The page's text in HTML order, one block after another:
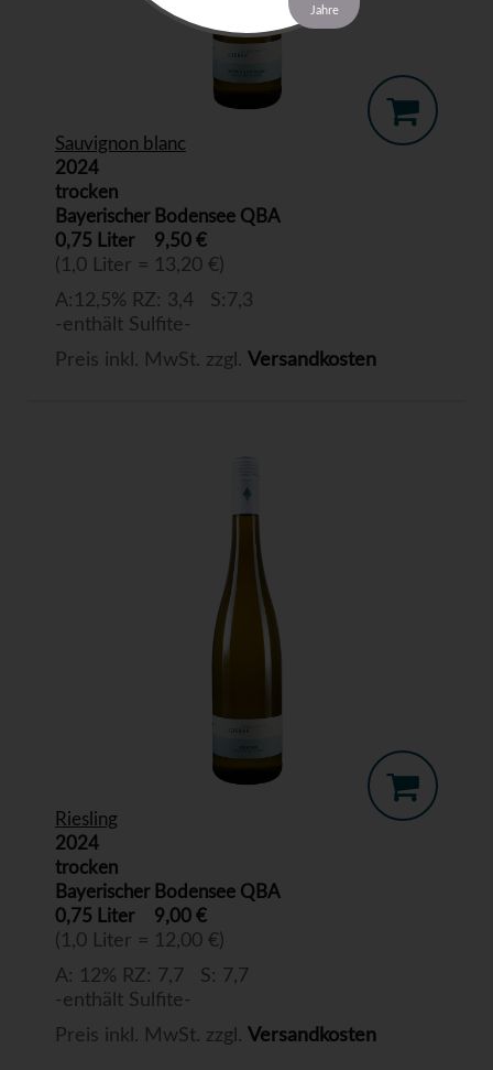
Sauvignon blanc
2024
trocken
Bayerischer Bodensee QBA
0,75 Liter
9,50 €
(1,0 Liter = 13,20 €)
A:12,5% RZ: 3,4 S:7,3
-enthält Sulfite-
Preis inkl. MwSt. zzgl. Versandkosten
Riesling
2024
trocken
Bayerischer Bodensee QBA
0,75 Liter
9,00 €
(1,0 Liter = 12,00 €)
A: 12% RZ: 7,7 S: 7,7
-enthält Sulfite-
Preis inkl. MwSt. zzgl. Versandkosten
Jahre